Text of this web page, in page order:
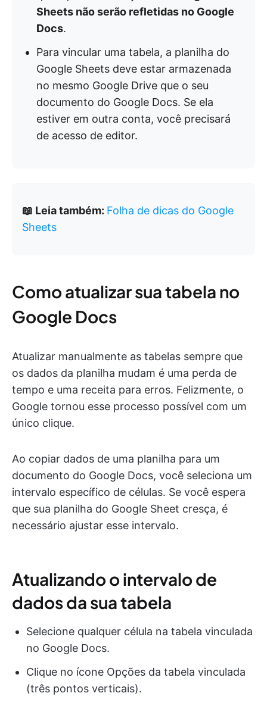
Sheets não serão refletidas no Google
Docs.
Para vincular uma tabela, a planilha do
Google Sheets deve estar armazenada
no mesmo Google Drive que o seu
documento do Google Docs. Se ela
estiver em outra conta, você precisará
de acesso de editor.
📖 Leia também: Folha de dicas do Google
Sheets
Como atualizar sua tabela no
Google Docs
Atualizar manualmente as tabelas sempre que
os dados da planilha mudam é uma perda de
tempo e uma receita para erros. Felizmente, o
Google tornou esse processo possível com um
único clique.
Ao copiar dados de uma planilha para um
documento do Google Docs, você seleciona um
intervalo específico de células. Se você espera
que sua planilha do Google Sheet cresça, é
necessário ajustar esse intervalo.
Atualizando o intervalo de
dados da sua tabela
Selecione qualquer célula na tabela vinculada
no Google Docs.
Clique no ícone Opções da tabela vinculada
(três pontos verticais).